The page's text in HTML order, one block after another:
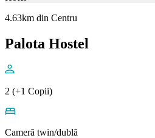
4.63km din Centru
Palota Hostel
2 (+1 Copii)
Cameră twin/dublă